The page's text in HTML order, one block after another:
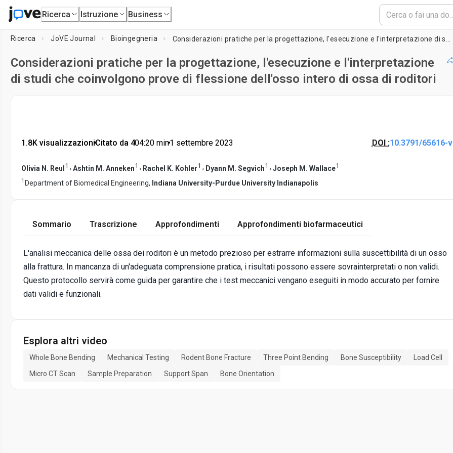
Ricerca Istruzione Business
Ricerca JoVE Journal Bioingegneria
Considerazioni pratiche per la progettazione, l'esecuzione e l'interpretazione
di studi che coinvolgono prove di flessione dell'osso intero di ossa di roditori
1.8K visualizzazioni•Citato da 4•04:20 min•1 settembre 2023 DOI :10.3791/65616-v
Olivia N. Reul 1 , Ashtin M. Anneken1 , Rachel K. Kohler1 , Dyann M. Segvich1 , Joseph M. Wallace1
1 Department of Biomedical Engineering, Indiana University-Purdue University Indianapolis
Sommario Trascrizione Approfondimenti Approfondimenti biofarmaceutici
L'analisi meccanica delle ossa dei roditori è un metodo prezioso per estrarre informazioni sulla suscettibilità di un osso
alla frattura. In mancanza di un'adeguata comprensione pratica, i risultati possono essere sovrainterpretati o non validi.
Questo protocollo servirà come guida per garantire che i test meccanici vengano eseguiti in modo accurato per fornire
dati validi e funzionali.
Esplora altri video
Whole Bone Bending Mechanical Testing Rodent Bone Fracture Three Point Bending Bone Susceptibility
Load Cell
Micro CT Scan
Sample Preparation Support Span Bone Orientation